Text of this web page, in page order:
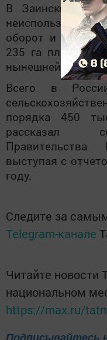
В Заинском
оборот и
235 га
нынешней весной.
Всего в
порядка 450
рассказал
выступая с
году.
Следите за
Telegram-канале
Читайте новости
национальном
https://max.ru/
Подписывайтесь